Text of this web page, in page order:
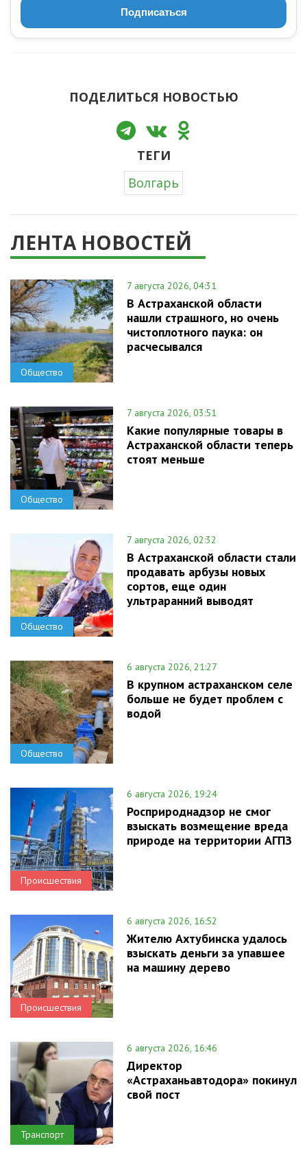
Подписаться
ПОДЕЛИТЬСЯ НОВОСТЬЮ
ТЕГИ
Волгарь
ЛЕНТА НОВОСТЕЙ
Общество
7 августа 2026, 04:31
В Астраханской области
нашли страшного, но очень
чистоплотного паука: он
расчесывался
Общество
7 августа 2026, 03:51
Какие популярные товары в
Астраханской области теперь
стоят меньше
Общество
7 августа 2026, 02:32
В Астраханской области стали
продавать арбузы новых
сортов, еще один
ультраранний выводят
Общество
6 августа 2026, 21:27
В крупном астраханском селе
больше не будет проблем с
водой
Происшествия
6 августа 2026, 19:24
Росприроднадзор не смог
взыскать возмещение вреда
природе на территории АГПЗ
Происшествия
6 августа 2026, 16:52
Жителю Ахтубинска удалось
взыскать деньги за упавшее
на машину дерево
Транспорт
6 августа 2026, 16:46
Директор
«Астраханьавтодора» покинул
свой пост